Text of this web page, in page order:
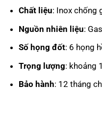
Chất liệu: Inox chống
Nguồn nhiên liệu:
Số họng đốt: 6 họng
Trọng lượng: khoảng
Bảo hành: 12 tháng